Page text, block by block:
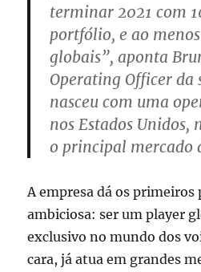
terminar 2021 com
portfólio, e ao
globais”, aponta
Operating Officer da
nasceu com uma
nos Estados
o principal mercado
A empresa dá os primeiros
ambiciosa: ser um player
exclusivo no mundo dos
cara, já atua em grandes